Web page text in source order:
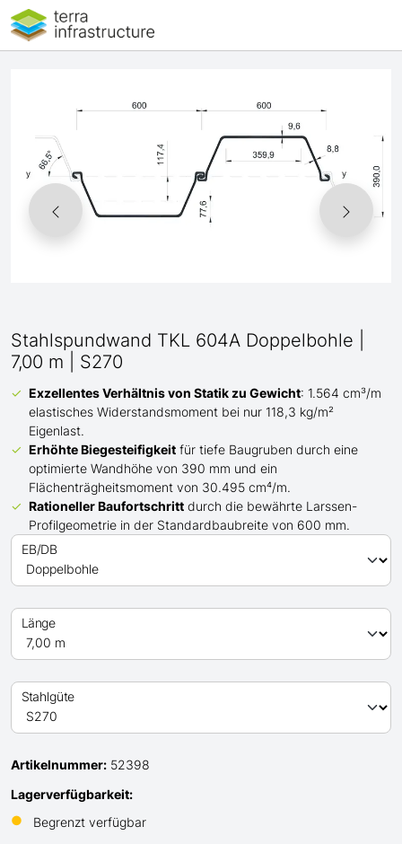
Stahlspundwand TKL 604A Doppelbohle |
7,00 m | S270
Exzellentes Verhältnis von Statik zu Gewicht: 1.564 cm³/m
elastisches Widerstandsmoment bei nur 118,3 kg/m²
Eigenlast.
Erhöhte Biegesteifigkeit für tiefe Baugruben durch eine
optimierte Wandhöhe von 390 mm und ein
Flächenträgheitsmoment von 30.495 cm⁴/m.
Rationeller Baufortschritt durch die bewährte Larssen-
Profilgeometrie in der Standardbaubreite von 600 mm.
EB/DB
Länge
Stahlgüte
Artikelnummer: 52398
Lagerverfügbarkeit:
●
Begrenzt verfügbar